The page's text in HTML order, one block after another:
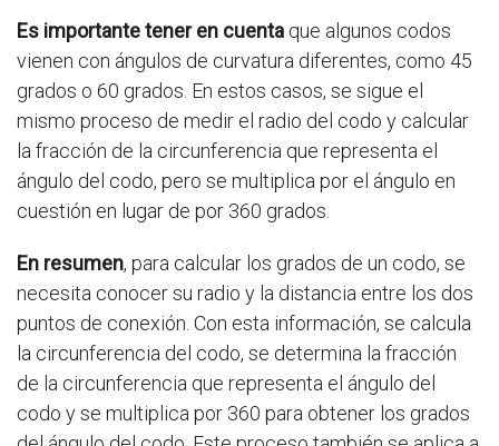
Es importante tener en cuenta que algunos codos
vienen con ángulos de curvatura diferentes, como 45
grados o 60 grados. En estos casos, se sigue el
mismo proceso de medir el radio del codo y calcular
la fracción de la circunferencia que representa el
ángulo del codo, pero se multiplica por el ángulo en
cuestión en lugar de por 360 grados.
En resumen, para calcular los grados de un codo, se
necesita conocer su radio y la distancia entre los dos
puntos de conexión. Con esta información, se calcula
la circunferencia del codo, se determina la fracción
de la circunferencia que representa el ángulo del
codo y se multiplica por 360 para obtener los grados